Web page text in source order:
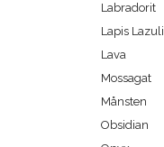
Labradorit
Lapis Lazuli
Lava
Mossagat
Månsten
Obsidian